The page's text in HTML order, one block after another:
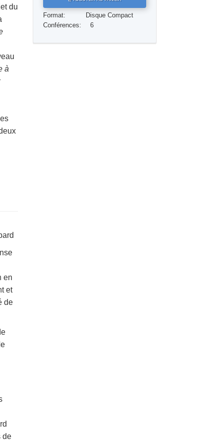
Réponses aux drogues
du
à
Format:
Disque Compact
Conférences:
6
en
et
de
de